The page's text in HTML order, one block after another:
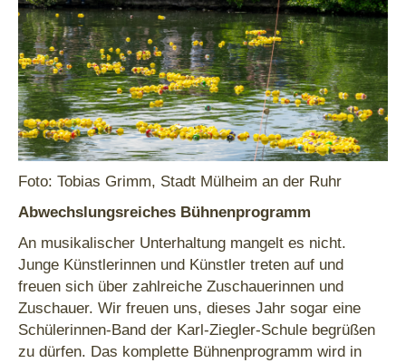
Foto: Tobias Grimm, Stadt Mülheim an der Ruhr
Abwechslungsreiches Bühnenprogramm
An musikalischer Unterhaltung mangelt es nicht.
Junge Künstlerinnen und Künstler treten auf und
freuen sich über zahlreiche Zuschauerinnen und
Zuschauer. Wir freuen uns, dieses Jahr sogar eine
Schülerinnen-Band der Karl-Ziegler-Schule begrüßen
zu dürfen. Das komplette Bühnenprogramm wird in